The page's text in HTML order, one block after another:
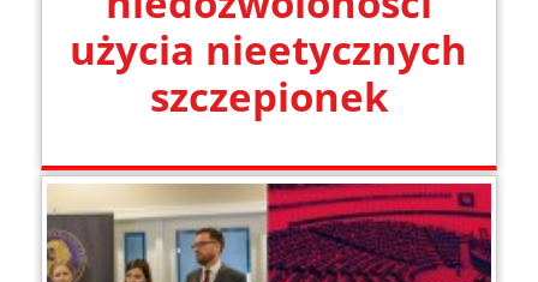
użycia nieetycznych
szczepionek